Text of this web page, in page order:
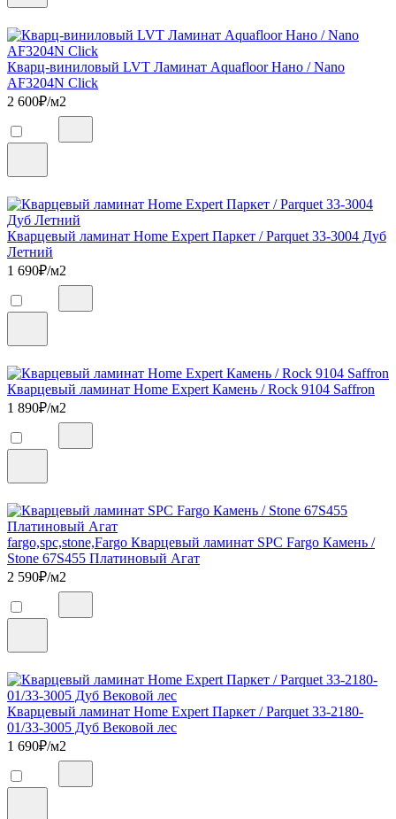
Кварц-виниловый LVT Ламинат Aquafloor Нано / Nano
AF3204N Click
2 600₽/м2
Кварцевый ламинат Home Expert Паркет / Parquet 33-3004 Дуб
Летний
1 690₽/м2
Кварцевый ламинат Home Expert Камень / Rock 9104 Saffron
1 890₽/м2
fargo,spc,stone,Fargo Кварцевый ламинат SPC Fargo Камень /
Stone 67S455 Платиновый Агат
2 590₽/м2
Кварцевый ламинат Home Expert Паркет / Parquet 33-2180-
01/33-3005 Дуб Вековой лес
1 690₽/м2